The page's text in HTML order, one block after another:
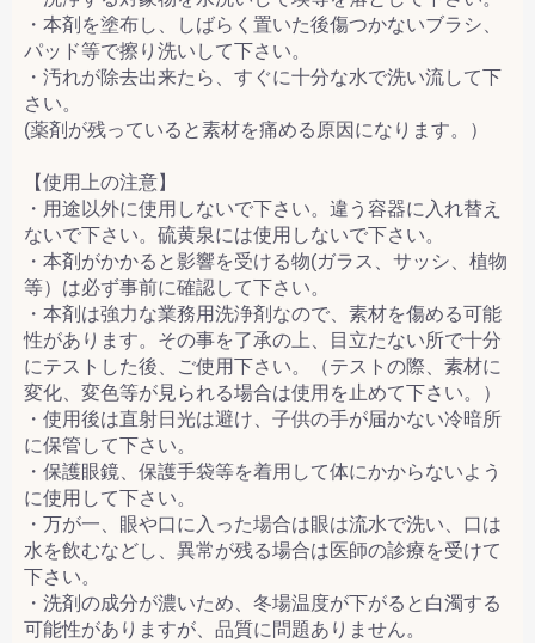
・本剤を塗布し、しばらく置いた後傷つかないブラシ、
パッド等で擦り洗いして下さい。
・汚れが除去出来たら、すぐに十分な水で洗い流して下
さい。
(薬剤が残っていると素材を痛める原因になります。）
【使用上の注意】
・用途以外に使用しないで下さい。違う容器に入れ替え
ないで下さい。硫黄泉には使用しないで下さい。
・本剤がかかると影響を受ける物(ガラス、サッシ、植物
等）は必ず事前に確認して下さい。
・本剤は強力な業務用洗浄剤なので、素材を傷める可能
性があります。その事を了承の上、目立たない所で十分
にテストした後、ご使用下さい。（テストの際、素材に
変化、変色等が見られる場合は使用を止めて下さい。）
・使用後は直射日光は避け、子供の手が届かない冷暗所
に保管して下さい。
・保護眼鏡、保護手袋等を着用して体にかからないよう
に使用して下さい。
・万が一、眼や口に入った場合は眼は流水で洗い、口は
水を飲むなどし、異常が残る場合は医師の診療を受けて
下さい。
・洗剤の成分が濃いため、冬場温度が下がると白濁する
可能性がありますが、品質に問題ありません。